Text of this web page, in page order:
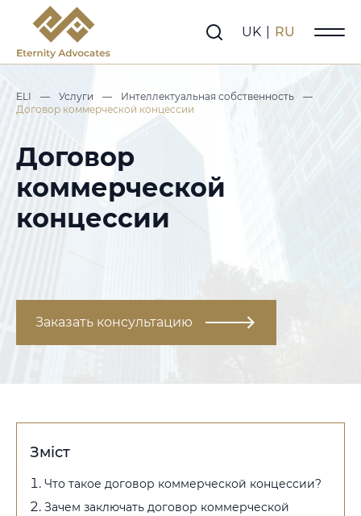
UK RU
ELI — Услуги — Интеллектуальная собственность
—
Договор коммерческой концессии
Договор
коммерческой
концессии
Заказать консультацию
Зміст
Что такое договор коммерческой концессии?
Зачем заключать договор коммерческой